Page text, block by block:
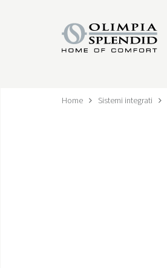
Home Sistemi integrati